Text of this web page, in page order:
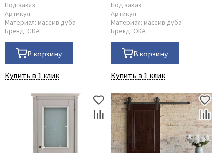
Под заказ
Артикул:
Материал: массив дуба
Бренд: ОКА
В корзину
Купить в 1 клик
Под заказ
Артикул:
Материал: массив дуба
Бренд: ОКА
В корзину
Купить в 1 клик